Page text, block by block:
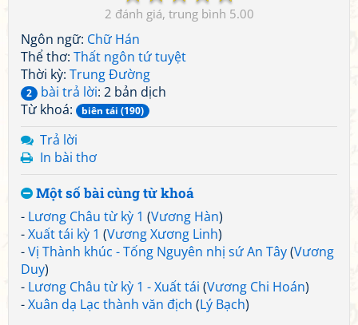
2 5.00
Ngôn ngữ: Chữ Hán
Thể thơ: Thất ngôn tứ tuyệt
Thời kỳ: Trung Đường
2 bài trả lời: 2 bản dịch
Từ khoá:
biên tái (190)
Trả lời
In bài thơ
Một số bài cùng từ khoá
- Lương Châu từ kỳ 1 (Vương Hàn)
-Xuất tái kỳ 1 (Vương Xương Linh)
-Vị Thành khúc - Tống Nguyên nhị sứ An Tây(Vương
Duy)
- Lương Châu từ kỳ 1 - Xuất tái (Vương Chi Hoán)
-Xuân dạ Lạc thành văn địch (Lý Bạch)